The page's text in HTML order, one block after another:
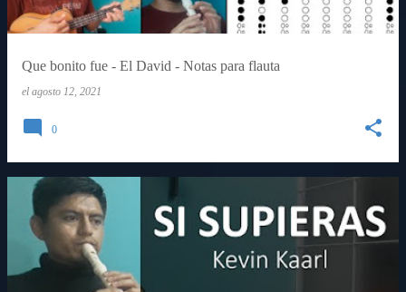
Que bonito fue - El David - Notas para flauta
el agosto 12, 2021
0